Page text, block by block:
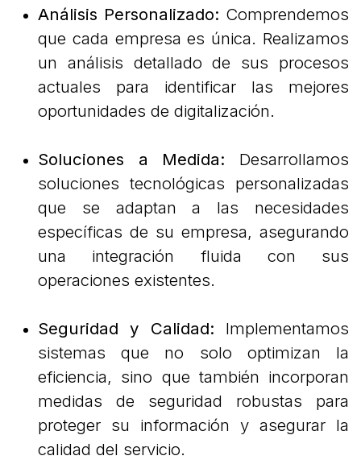
Análisis Personalizado: Comprendemos
que cada empresa es única. Realizamos
un análisis detallado de sus procesos
actuales para identificar las mejores
oportunidades de digitalización.
Soluciones a Medida: Desarrollamos
soluciones tecnológicas personalizadas
que se adaptan a las necesidades
específicas de su empresa, asegurando
una integración fluida con sus
operaciones existentes.
Seguridad y Calidad: Implementamos
sistemas que no solo optimizan la
eficiencia, sino que también incorporan
medidas de seguridad robustas para
proteger su información y asegurar la
calidad del servicio.